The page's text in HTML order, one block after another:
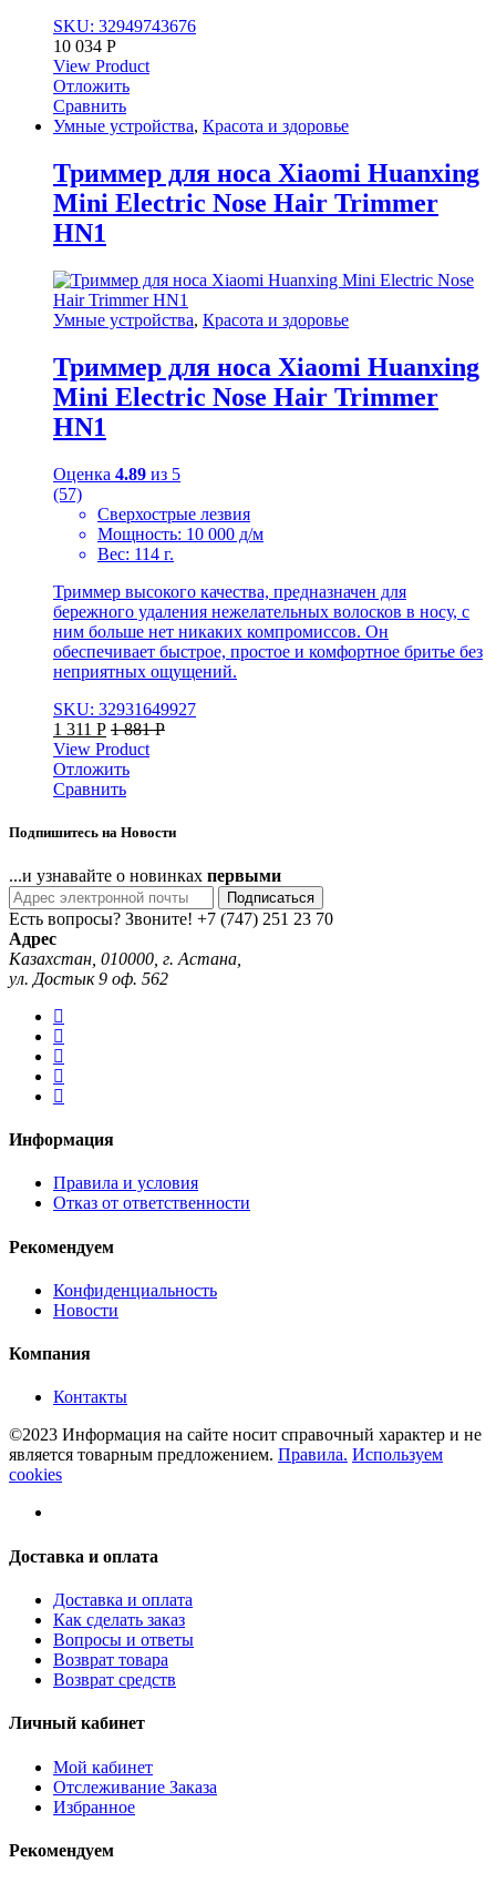
SKU: 32949743676
10 034 Р
View Product
Отложить
Сравнить
Умные устройства, Красота и здоровье
Триммер для носа Xiaomi Huanxing
Mini Electric Nose Hair Trimmer
HN1
Умные устройства, Красота и здоровье
Триммер для носа Xiaomi Huanxing
Mini Electric Nose Hair Trimmer
HN1
Оценка 4.89 из 5
(57)
Сверхострые лезвия
Мощность: 10 000 д/м
Вес: 114 г.
Триммер высокого качества, предназначен для
бережного удаления нежелательных волосков в носу, с
ним больше нет никаких компромиссов. Он
обеспечивает быстрое, простое и комфортное бритье без
неприятных ощущений.
SKU: 32931649927
1 311 Р 1 881Р
View Product
Отложить
Сравнить
Подпишитесь на Новости
...и узнавайте о новинках первыми
Подписаться
Есть вопросы? Звоните! +7 (747) 251 23 70
Адрес
Казахстан, 010000, г. Астана,
ул. Достык 9 оф. 562
Информация
Правила и условия
Отказ от ответственности
Рекомендуем
Конфиденциальность
Новости
Компания
Контакты
©2023 Информация на сайте носит справочный характер и не
является товарным предложением. Правила. Используем
cookies
Доставка и оплата
Доставка и оплата
Как сделать заказ
Вопросы и ответы
Возврат товара
Возврат средств
Личный кабинет
Мой кабинет
Отслеживание Заказа
Избранное
Рекомендуем